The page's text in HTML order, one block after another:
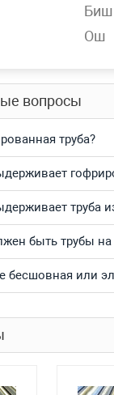
Ош
мм 12Х18Н10Т,
выгодные
вопросы
труба?
труба
быть трубы
бесшовная или